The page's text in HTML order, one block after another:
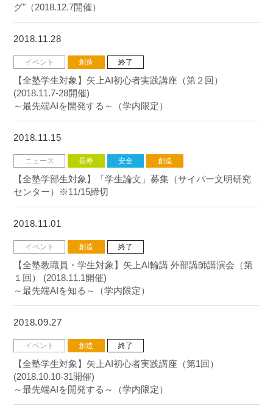
グ"（2018.12.7開催）
2018.11.28
イベント 創造 終了
【全塾学生対象】矢上AI初心者実践講座（第２回）
(2018.11.7-28開催)
～最先端AIを開発する～（学内限定）
2018.11.15
ニュース 長寿 安全 創造
【全塾学部生対象】「学生論文」募集（サイバー文明研究
センター）※11/15締切
2018.11.01
イベント 創造 終了
【全塾教職員・学生対象】矢上AI輪講 外部講師講演会（第
１回） (2018.11.1開催)
～最先端AIを知る～（学内限定）
2018.09.27
イベント 創造 終了
【全塾学生対象】矢上AI初心者実践講座（第1回）
(2018.10.10-31開催)
～最先端AIを開発する～（学内限定）